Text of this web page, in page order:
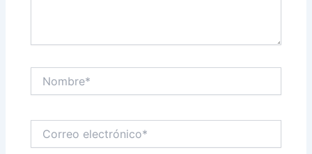
electrónico*